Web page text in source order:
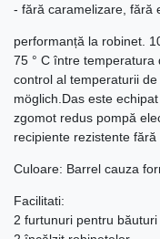
- fără caramelizare, fără
performanță la robinet.
75 ° C între temperatura
control al temperaturii
möglich.Das este
zgomot redus pompă
recipiente rezistente
Culoare: Barrel cauza
Facilitati:
2 furtunuri pentru